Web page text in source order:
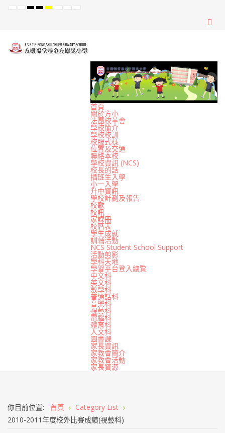
Default
NightHighHighHighSetSetSet
首頁
關於方小
法團校董會
學校簡介
學校校訓
校服式樣
位置及交通
聯絡本校
學校資訊 (NCS)
校長的話
插班生入學
小一入學
升中資訊
學校計劃及報告
校歌
校訊
家課冊
校曆表
學生成就
訓輔活動
NCS Student School Support
活動剪影
學科天地
學習平台登入總覧
中文科
英文科
數學科
普通話科
音樂科
視藝科
電腦科
體育科
人文科
圖書課
家長資訊
家教會簡介
家教會活動
家長資源
你目前位置: 首頁
Category List
2010-2011年度校外比賽成績(視藝科)